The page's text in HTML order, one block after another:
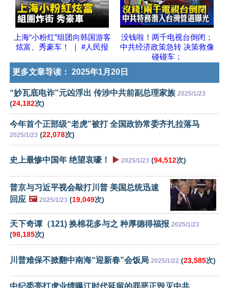
上海“小粉红”组团向韩国游客
炫富、秀豪车！ ｜ #人民报
没钱啦！两千电视台倒闭；
中共经济政策急转 决策救像
碰碰车；
更多文章导读： 2025年1月20日
“妙瓦底电诈”元凶浮出 传涉中共前副总理家族 2025/1/23
(24,182次)
今年首个正部级“老虎”被打 全国政协常委齐扎拉落马
2025/1/23 (22,078次)
史上最惨中国年 绝望哀嚎！ ▶️ 2025/1/23 (94,512次)
普京与习近平视会敲打川普 美国总统迅速
回应 🖼️ 2025/1/23 (19,049次)
天下奇谭（121) 换棉花多与之 种厚德得福报 2025/1/23
(98,185次)
川普难保不掀翻中南海“迎新春”会饭局 2025/1/22 (23,585次)
中纪委亮打虎业绩曝江时代延留的罪恶正毁灭中共